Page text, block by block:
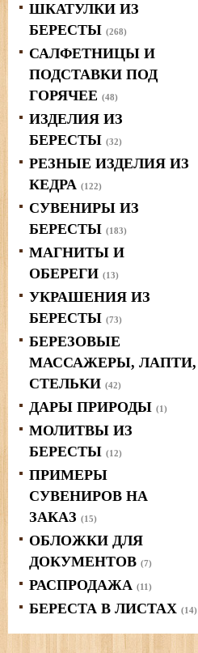
ШКАТУЛКИ ИЗ
БЕРЕСТЫ (268)
САЛФЕТНИЦЫ И
ПОДСТАВКИ ПОД
ГОРЯЧЕЕ (48)
ИЗДЕЛИЯ ИЗ
БЕРЕСТЫ (32)
РЕЗНЫЕ ИЗДЕЛИЯ ИЗ
КЕДРА (122)
СУВЕНИРЫ ИЗ
БЕРЕСТЫ (183)
МАГНИТЫ И
ОБЕРЕГИ (13)
УКРАШЕНИЯ ИЗ
БЕРЕСТЫ (73)
БЕРЕЗОВЫЕ
МАССАЖЕРЫ, ЛАПТИ,
СТЕЛЬКИ (42)
ДАРЫ ПРИРОДЫ (1)
МОЛИТВЫ ИЗ
БЕРЕСТЫ (12)
ПРИМЕРЫ
СУВЕНИРОВ НА
ЗАКАЗ (15)
ОБЛОЖКИ ДЛЯ
ДОКУМЕНТОВ (7)
РАСПРОДАЖА (11)
БЕРЕСТА В ЛИСТАХ (14)